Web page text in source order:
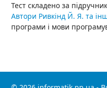
Тест складено за
Автори Ривкінд Й. Я. та
програми і мови